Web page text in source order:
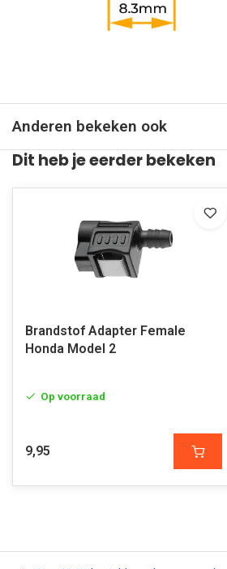
Anderen bekeken ook
Dit heb je eerder bekeken
Brandstof Adapter Female
Honda Model 2
Op voorraad
9,95